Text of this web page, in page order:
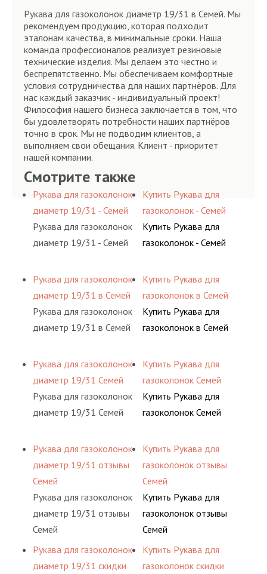
Рукава для газоколонок диаметр 19/31 в Семей. Мы
рекомендуем продукцию, которая подходит
эталонам качества, в минимальные сроки. Наша
команда профессионалов реализует резиновые
технические изделия. Мы делаем это честно и
беспрепятственно. Мы обеспечиваем комфортные
условия сотрудничества для наших партнёров. Для
нас каждый заказчик - индивидуальный проект!
Философия нашего бизнеса заключается в том, что
бы удовлетворять потребности наших партнёров
точно в срок. Мы не подводим клиентов, а
выполняем свои обещания. Клиент - приоритет
нашей компании.
Смотрите также
Рукава для газоколонок
диаметр 19/31 - Семей
Рукава для газоколонок
диаметр 19/31 - Семей
Рукава для газоколонок
диаметр 19/31 в Семей
Рукава для газоколонок
диаметр 19/31 в Семей
Рукава для газоколонок
диаметр 19/31 Семей
Рукава для газоколонок
диаметр 19/31 Семей
Рукава для газоколонок
диаметр 19/31 отзывы
Семей
Рукава для газоколонок
диаметр 19/31 отзывы
Семей
Рукава для газоколонок
диаметр 19/31 скидки
Купить Рукава для
газоколонок - Семей
Купить Рукава для
газоколонок - Семей
Купить Рукава для
газоколонок в Семей
Купить Рукава для
газоколонок в Семей
Купить Рукава для
газоколонок Семей
Купить Рукава для
газоколонок Семей
Купить Рукава для
газоколонок отзывы
Семей
Купить Рукава для
газоколонок отзывы
Семей
Купить Рукава для
газоколонок скидки